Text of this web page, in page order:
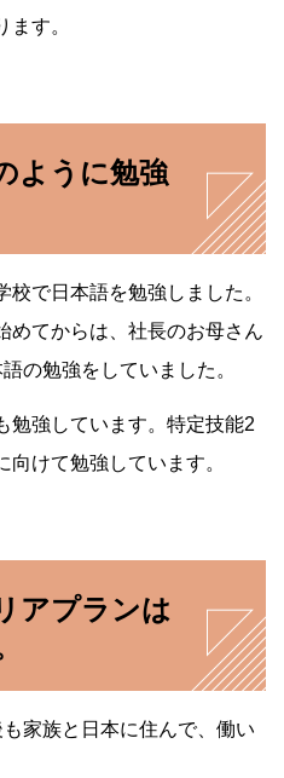
ます。
ように勉強
で日本語を勉強しました。
めてからは、社長のお母さん
の勉強をしていました。
勉強しています。特定技能2
向けて勉強しています。
アプランは
家族と日本に住んで、働い